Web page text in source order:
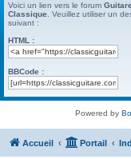
Voici un lien vers le forum Guitare
Classique . Veuillez utiliser un
suivant :
HTML :
BBCode :
Powered by
Accueil Portail